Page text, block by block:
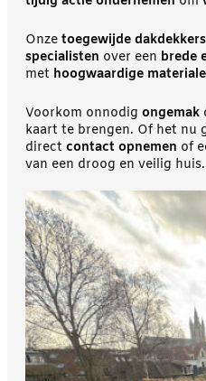
Onze toegewijde dakdekkers
specialisten over een brede
met hoogwaardige
Voorkom onnodig ongemak
kaart te brengen. Of het nu
direct contact opnemen of
van een droog en veilig huis.